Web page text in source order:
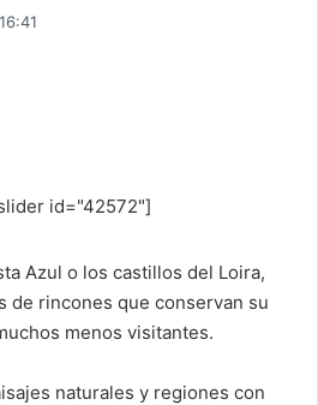
16:41
id="42572"]
Azul o los castillos del Loira,
de rincones que conservan su
menos visitantes.
naturales y regiones con